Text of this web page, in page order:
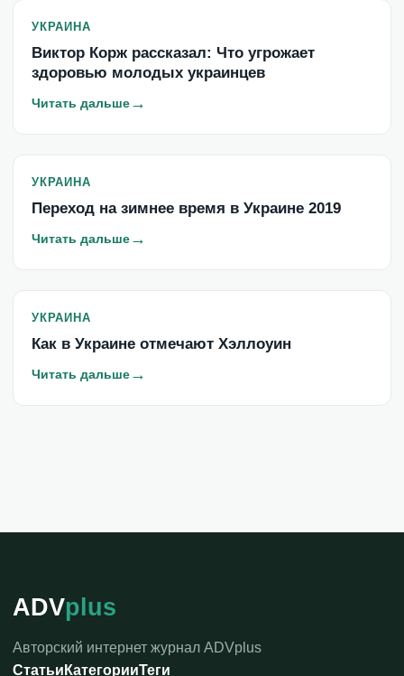
УКРАИНА
Виктор Корж рассказал: Что угрожает
здоровью молодых украинцев
Читать дальше→
УКРАИНА
Переход на зимнее время в Украине 2019
Читать дальше→
УКРАИНА
Как в Украине отмечают Хэллоуин
Читать дальше→
ADVplus
Авторский интернет журнал ADVplus
Статьи КатегорииТеги